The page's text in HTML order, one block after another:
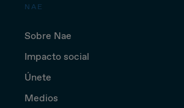
NAE
Sobre Nae
Impacto social
Únete
Medios